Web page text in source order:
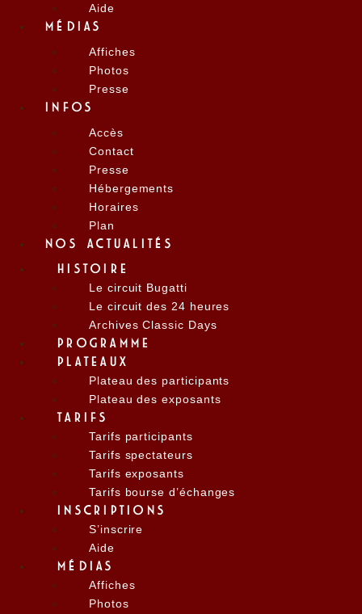
Aide
MÉDIAS
Affiches
Photos
Presse
INFOS
Accès
Contact
Presse
Hébergements
Horaires
Plan
NOS ACTUALITÉS
HISTOIRE
Le circuit Bugatti
Le circuit des 24 heures
Archives Classic Days
PROGRAMME
PLATEAUX
Plateau des participants
Plateau des exposants
TARIFS
Tarifs participants
Tarifs spectateurs
Tarifs exposants
Tarifs bourse d’échanges
INSCRIPTIONS
S’inscrire
Aide
MÉDIAS
Affiches
Photos